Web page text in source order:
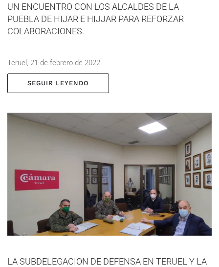
UN ENCUENTRO CON LOS ALCALDES DE LA
PUEBLA DE HIJAR E HIJJAR PARA REFORZAR
COLABORACIONES.
Teruel, 21 de febrero de 2022.
SEGUIR LEYENDO
LA SUBDELEGACION DE DEFENSA EN TERUEL Y LA